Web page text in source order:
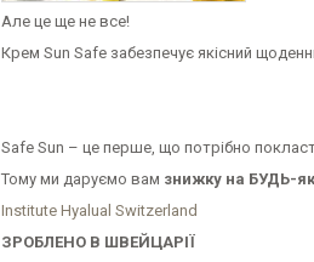
Але це ще не все!
Крем Sun Safe забезпечує якісний
Safe Sun – це перше, що потрібно
Тому ми даруємо вам знижку на БУДЬ-
Institute Hyalual Switzerland
ЗРОБЛЕНО В ШВЕЙЦАРІЇ